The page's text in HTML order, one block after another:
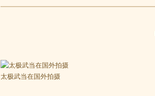
太极武当在国外拍摄